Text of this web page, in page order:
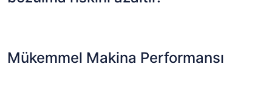
Mükemmel Makina Performansı